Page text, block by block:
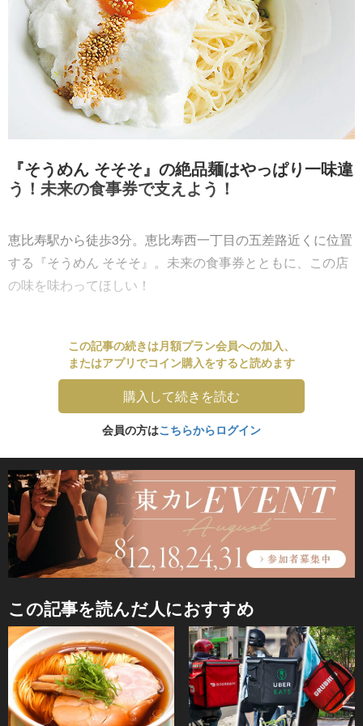
『そうめん そそそ』の絶品麺はやっぱり一味違
う！未来の食事券で支えよう！
恵比寿駅から徒歩3分。恵比寿西一丁目の五差路近くに位置
する『そうめん そそそ』。未来の食事券とともに、この店
の味を味わってほしい！
この記事の続きは月額プラン会員への加入、
またはアプリでコイン購入をすると読めます
購入して続きを読む
会員の方はこちらからログイン
この記事を読んだ人におすすめ